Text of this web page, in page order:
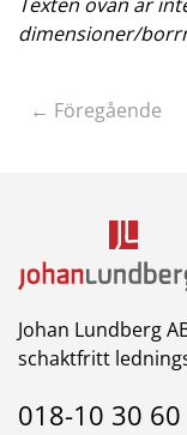
Texten ovan är
dimensioner/
← Föregående
Johan Lundberg
schaktfritt
018-10 30 60